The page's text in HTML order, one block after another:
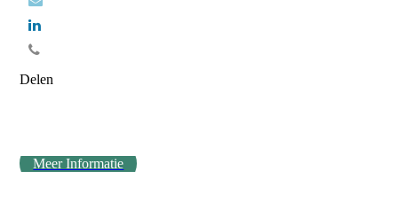
Delen
Meer Informatie